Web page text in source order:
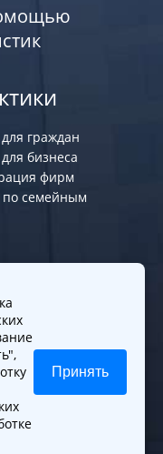
граждан
бизнеса
фирм
семейным
Принять